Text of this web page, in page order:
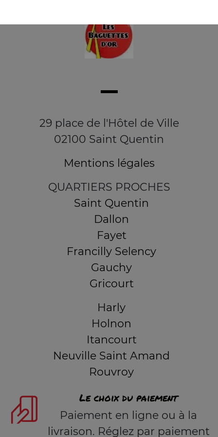
29 place de l'Hôtel de Ville
02100 Saint Quentin
Mentions légales
QUARTIERS PROCHES
Saint Quentin
Dallon
Fayet
Francilly Selency
Gauchy
Gricourt
Harly
Holnon
Itancourt
Neuville Saint Amand
Rouvroy
Le choix du paiement
Paiement en ligne ou à la
livraison. Réglez par paiement